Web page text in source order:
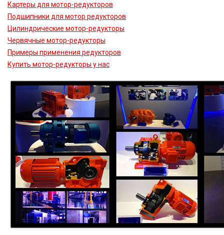
Картеры для мотор-редукторов
Подшипники для мотор редукторов
Цилиндрические мотор-редукторы
Червячные мотор-редукторы
Примеры применения редукторов
Купить мотор-редукторы у нас